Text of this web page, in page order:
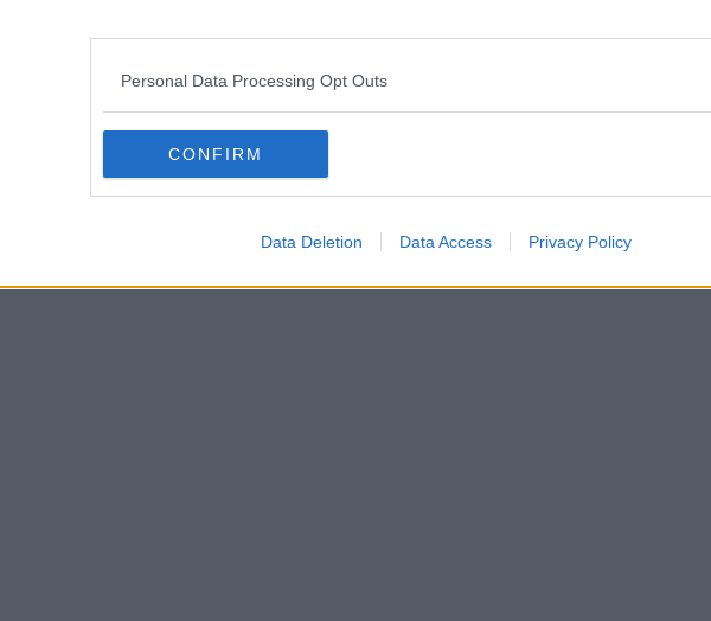
Personal Data Processing Opt Outs
CONFIRM
Data Deletion Data Access Privacy Policy
Copyright © Alletiders